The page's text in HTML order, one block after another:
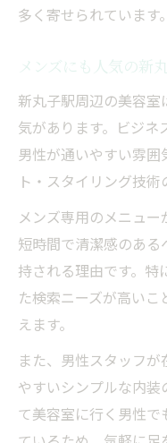
多く寄せられています。
メンズにも人気の新
新丸子駅周辺の美容
気があります。ビジネ
男性が通いやすい雰
ト・スタイリング技術
メンズ専用のメニュー
短時間で清潔感のあ
持される理由です。特
た検索ニーズが高い
えます。
また、男性スタッフ
やすいシンプルな内装
て美容室に行く男性